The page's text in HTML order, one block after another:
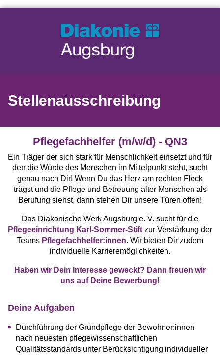
Stellenausschreibung
Pflegefachhelfer (m/w/d) - QN3
Ein Träger der sich stark für Menschlichkeit einsetzt und für
den die Würde des Menschen im Mittelpunkt steht, sucht
genau nach Dir! Wenn Du das Herz am rechten Fleck
trägst und die Pflege und Betreuung alter Menschen als
Berufung siehst, dann stehen Dir unsere Türen offen!
Das Diakonische Werk Augsburg e. V. sucht für die
Pflegeeinrichtung Karl-Sommer-Stift zur Verstärkung der
Teams Pflegefachhelfer:innen. Wir bieten Dir zudem
individuelle Karrieremöglichkeiten.
Haben wir Dein Interesse geweckt? Dann freuen wir
uns auf Deine Bewerbung!
Deine Aufgaben
Durchführung der Grundpflege der Bewohner:innen
nach neuesten pflegewissenschaftlichen
Qualitätsstandards unter Berücksichtigung individueller